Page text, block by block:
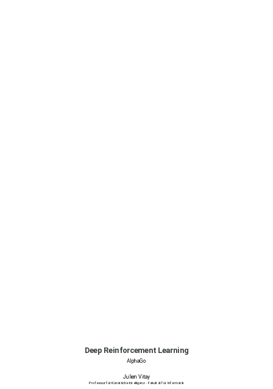
Deep Reinforcement Learning
AlphaGo
Julien Vitay
Professur für Künstliche Intelligenz - Fakultät für Informatik